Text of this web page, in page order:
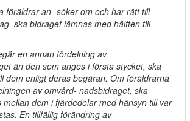
föräldrar an- söker om och har rätt till
ska bidraget lämnas med hälften till
en annan fördelning av
än den som anges i första stycket, ska
dem enligt deras begäran. Om föräldrarna
av omvård- nadsbidraget, ska
mellan dem i fjärdedelar med hänsyn till var
En tillfällig förändring av